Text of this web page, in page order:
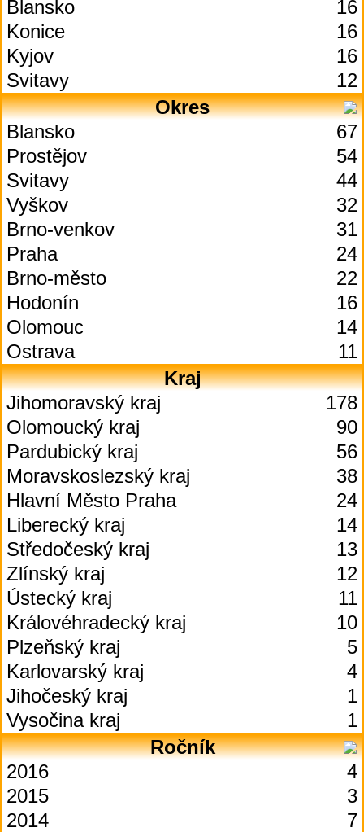
Blansko
16
Konice
16
Kyjov
16
Svitavy
12
Okres
Blansko
67
Prostějov
54
Svitavy
44
Vyškov
32
Brno-venkov
31
Praha
24
Brno-město
22
Hodonín
16
Olomouc
14
Ostrava
11
Kraj
Jihomoravský kraj
178
Olomoucký kraj
90
Pardubický kraj
56
Moravskoslezský kraj
38
Hlavní Město Praha
24
Liberecký kraj
14
Středočeský kraj
13
Zlínský kraj
12
Ústecký kraj
11
Královéhradecký kraj
10
Plzeňský kraj
5
Karlovarský kraj
4
Jihočeský kraj
1
Vysočina kraj
1
Ročník
2016
4
2015
3
2014
7